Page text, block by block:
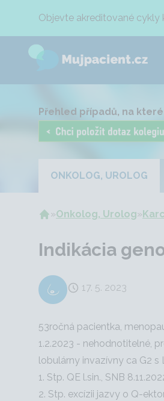
Objevte akreditované cykly
Přehled případů, na
ONKOLOG, UROLOG
»Onkolog, Urolog»
Indikácia
17. 5. 2023
53ročná pacientka,
1.2.2023 - nehodnotitelné,
lobulárny invazívny ca G2 s
1. Stp. QE l.sin., SNB
2. Stp. excízii jazvy o Q-